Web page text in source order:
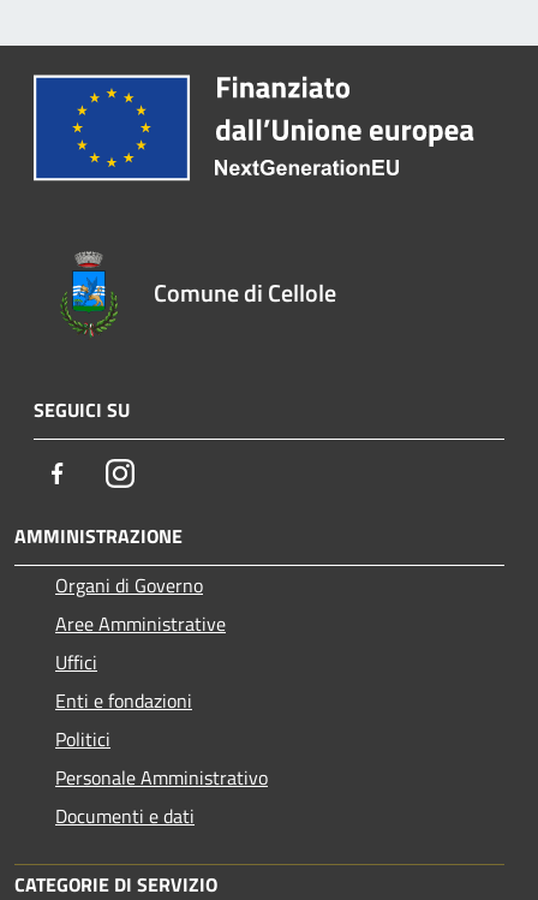
Comune di Cellole
SEGUICI SU
FacebookInstagram
AMMINISTRAZIONE
Organi di Governo
Aree Amministrative
Uffici
Enti e fondazioni
Politici
Personale Amministrativo
Documenti e dati
CATEGORIE DI SERVIZIO